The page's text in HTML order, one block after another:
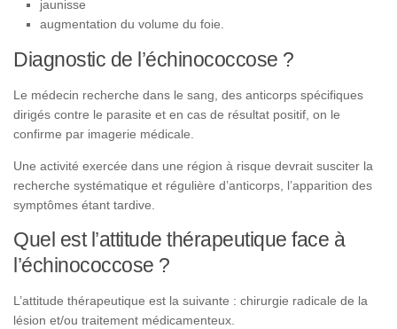
jaunisse
augmentation du volume du foie.
Diagnostic de l’échinococcose ?
Le médecin recherche dans le sang, des anticorps spécifiques
dirigés contre le parasite et en cas de résultat positif, on le
confirme par imagerie médicale.
Une activité exercée dans une région à risque devrait susciter la
recherche systématique et régulière d’anticorps, l’apparition des
symptômes étant tardive.
Quel est l’attitude thérapeutique face à
l’échinococcose ?
L’attitude thérapeutique est la suivante : chirurgie radicale de la
lésion et/ou traitement médicamenteux.